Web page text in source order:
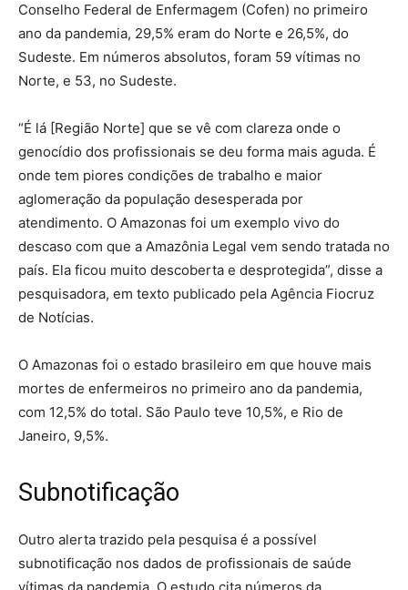
Conselho Federal de Enfermagem (Cofen) no primeiro
ano da pandemia, 29,5% eram do Norte e 26,5%, do
Sudeste. Em números absolutos, foram 59 vítimas no
Norte, e 53, no Sudeste.
“É lá [Região Norte] que se vê com clareza onde o
genocídio dos profissionais se deu forma mais aguda. É
onde tem piores condições de trabalho e maior
aglomeração da população desesperada por
atendimento. O Amazonas foi um exemplo vivo do
descaso com que a Amazônia Legal vem sendo tratada no
país. Ela ficou muito descoberta e desprotegida”, disse a
pesquisadora, em texto publicado pela Agência Fiocruz
de Notícias.
O Amazonas foi o estado brasileiro em que houve mais
mortes de enfermeiros no primeiro ano da pandemia,
com 12,5% do total. São Paulo teve 10,5%, e Rio de
Janeiro, 9,5%.
Subnotificação
Outro alerta trazido pela pesquisa é a possível
subnotificação nos dados de profissionais de saúde